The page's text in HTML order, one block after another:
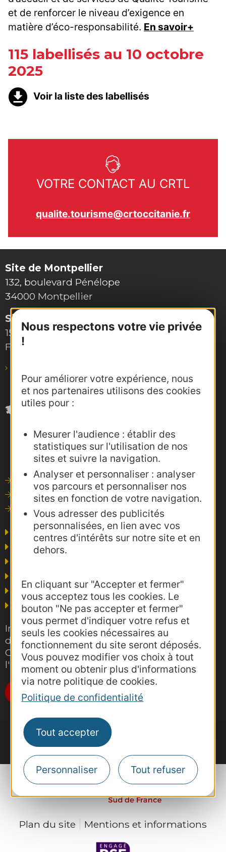
Nous respectons votre vie privée
!
Pour améliorer votre expérience, nous
et nos partenaires utilisons des cookies
utiles pour :
Mesurer l'audience : établir des
statistiques sur l'utilisation de nos
sites et suivre la navigation.
Analyser et personnaliser : analyser
vos parcours et personnaliser nos
sites en fonction de votre navigation.
Vous adresser des publicités
personnalisées, en lien avec vos
centres d'intérêts sur notre site et en
dehors.
En cliquant sur "Accepter et fermer"
vous acceptez tous les cookies. Le
bouton "Ne pas accepter et fermer"
vous permet d'indiquer votre refus et
seuls les cookies nécessaires au
fonctionnement du site seront déposés.
Vous pouvez modifier vos choix à tout
moment ou obtenir plus d'informations
via notre politique de cookies.
Politique de confidentialité
Tout accepter
Personnaliser Tout refuser
et de renforcer le niveau d’exigence en
matière d’éco-responsabilité. En savoir+
115 labellisés au 10 octobre
2025
Voir la liste des labellisés
VOTRE CONTACT AU CRTL
qualite.tourisme@crtoccitanie.fr
Site de Montpellier
132, boulevard Pénélope
34000 Montpellier
Site de Toulouse
15, rue Rivals – CS 78543
F-31685 Toulouse Cedex 6
Outils de communication
Photothèque
Consultations
Agence AD'OCC
Presse et influence
Thermalisme
Grand public
Inscrivez-vous gratuitement à la lettre
d'information pro de la destination
Occitanie pour suivre nos actions et
l'actualité du tourisme dans la région
Je m'abonne
Plan du site Mentions et informations